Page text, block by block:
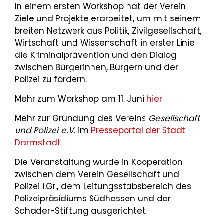
In einem ersten Workshop hat der Verein
Ziele und Projekte erarbeitet, um mit seinem
breiten Netzwerk aus Politik, Zivilgesellschaft,
Wirtschaft und Wissenschaft in erster Linie
die Kriminalprävention und den Dialog
zwischen Bürgerinnen, Bürgern und der
Polizei zu fördern.
Mehr zum Workshop am 11. Juni hier.
Mehr zur Gründung des Vereins Gesellschaft
und Polizei e.V. im Presseportal der Stadt
Darmstadt.
Die Veranstaltung wurde in Kooperation
zwischen dem Verein Gesellschaft und
Polizei i.Gr., dem Leitungsstabsbereich des
Polizeipräsidiums Südhessen und der
Schader-Stiftung ausgerichtet.